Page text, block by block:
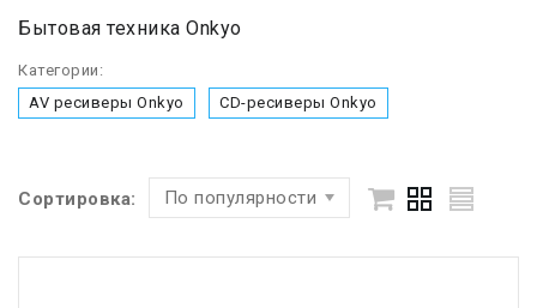
Бытовая техника Onkyo
Категории:
AV ресиверы Onkyo
CD-ресиверы Onkyo
Сортировка: По популярности